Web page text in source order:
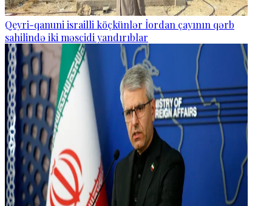
Qeyri-qanuni israilli köçkünlər İordan çayının qərb
sahilində iki məscidi yandırıblar